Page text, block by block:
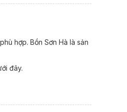
hợp. Bồn Sơn Hà là sản
đây.